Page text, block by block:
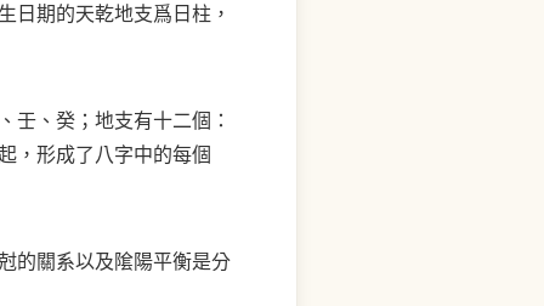
日期的天乾地支爲日柱，
壬、癸；地支有十二個：
，形成了八字中的每個
的關系以及隂陽平衡是分